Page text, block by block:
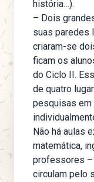
história…).
– Dois
suas paredes
criaram-se
ficam os
do Ciclo II.
de quatro
pesquisas em
Não há aulas
matemática,
professores –
circulam pelo